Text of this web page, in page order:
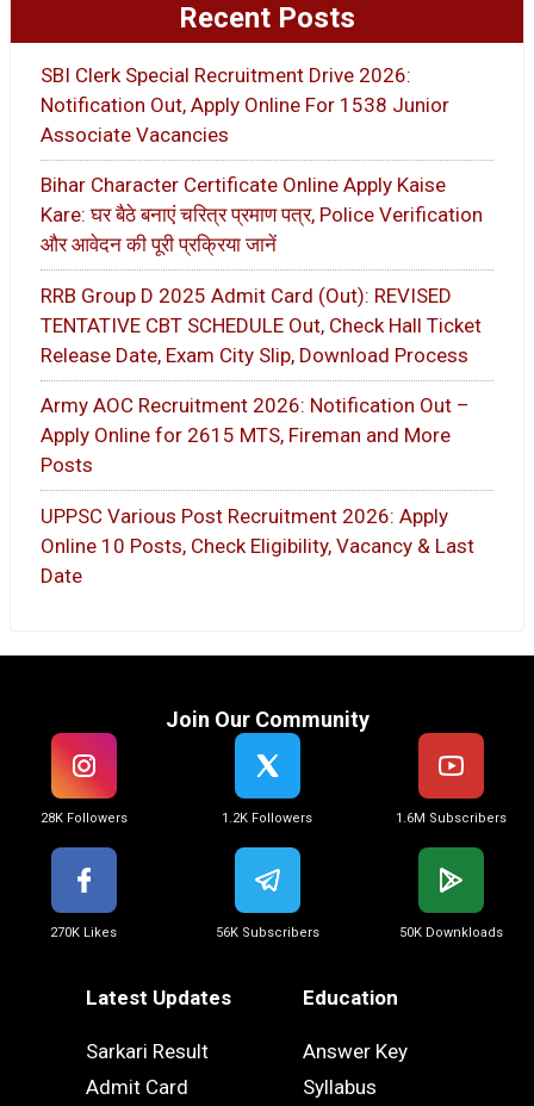
Recent Posts
SBI Clerk Special Recruitment Drive 2026:
Notification Out, Apply Online For 1538 Junior
Associate Vacancies
Bihar Character Certificate Online Apply Kaise
Kare: घर बैठे बनाएं चरित्र प्रमाण पत्र, Police Verification
और आवेदन की पूरी प्रक्रिया जानें
RRB Group D 2025 Admit Card (Out): REVISED
TENTATIVE CBT SCHEDULE Out, Check Hall Ticket
Release Date, Exam City Slip, Download Process
Army AOC Recruitment 2026: Notification Out –
Apply Online for 2615 MTS, Fireman and More
Posts
UPPSC Various Post Recruitment 2026: Apply
Online 10 Posts, Check Eligibility, Vacancy & Last
Date
Join Our Community
28K Followers 1.2K Followers 1.6M Subscribers
270K Likes 56K Subscribers 50K Downkloads
Latest Updates
Sarkari Result
Admit Card
Education
Answer Key
Syllabus